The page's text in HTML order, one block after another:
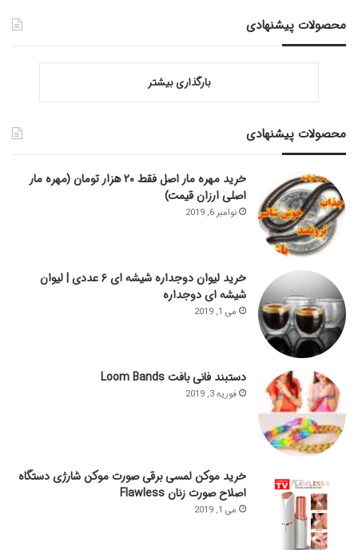
محصولات پیشنهادی
بارگذاری بیشتر
محصولات پیشنهادی
خرید مهره مار اصل فقط ۲۰ هزار تومان (مهره مار
اصلی ارزان قیمت)
نوامبر 6, 2019
خرید لیوان دوجداره شیشه ای ۶ عددی | لیوان
شیشه ای دوجداره
می 1, 2019
دستبند فانی بافت Loom Bands
فوریه 3, 2019
خرید موکن لمسی برقی صورت موکن شارژی دستگاه
اصلاح صورت زنان Flawless
می 1, 2019